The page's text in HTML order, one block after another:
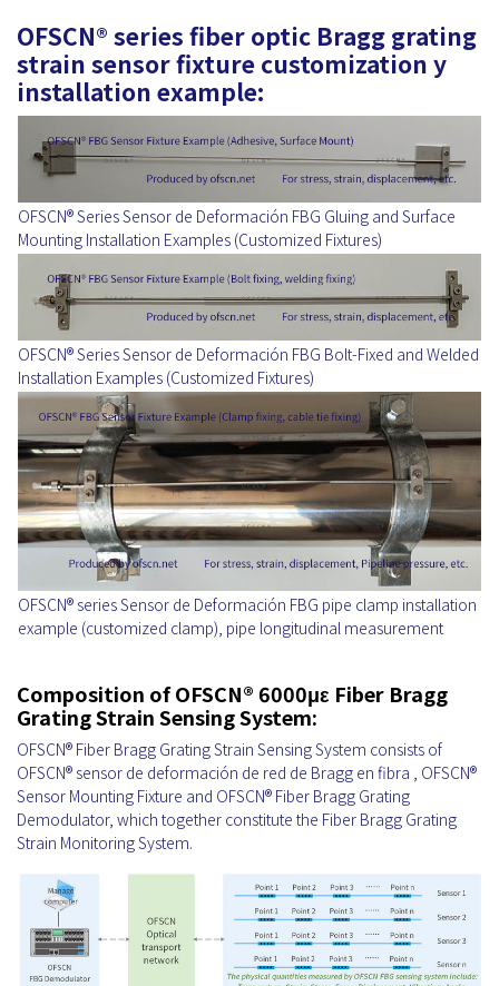
OFSCN® series fiber optic Bragg grating
strain sensor fixture customization y
installation example:
OFSCN® Series Sensor de Deformación FBG Gluing and Surface
Mounting Installation Examples (Customized Fixtures)
OFSCN® Series Sensor de Deformación FBG Bolt-Fixed and Welded
Installation Examples (Customized Fixtures)
OFSCN® series Sensor de Deformación FBG pipe clamp installation
example (customized clamp), pipe longitudinal measurement
Composition of OFSCN® 6000με Fiber Bragg
Grating Strain Sensing System:
OFSCN® Fiber Bragg Grating Strain Sensing System consists of
OFSCN® sensor de deformación de red de Bragg en fibra , OFSCN®
Sensor Mounting Fixture and OFSCN® Fiber Bragg Grating
Demodulator, which together constitute the Fiber Bragg Grating
Strain Monitoring System.